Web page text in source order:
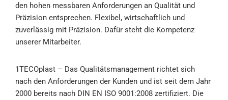
den hohen messbaren Anforderungen an Qualität und
Präzision entsprechen. Flexibel, wirtschaftlich und
zuverlässig mit Präzision. Dafür steht die Kompetenz
unserer Mitarbeiter.
1TECOplast – Das Qualitätsmanagement richtet sich
nach den Anforderungen der Kunden und ist seit dem Jahr
2000 bereits nach DIN EN ISO 9001:2008 zertifiziert. Die